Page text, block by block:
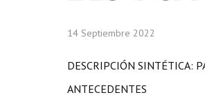
14 Septiembre 2022
DESCRIPCIÓN SINTÉTICA:
ANTECEDENTES